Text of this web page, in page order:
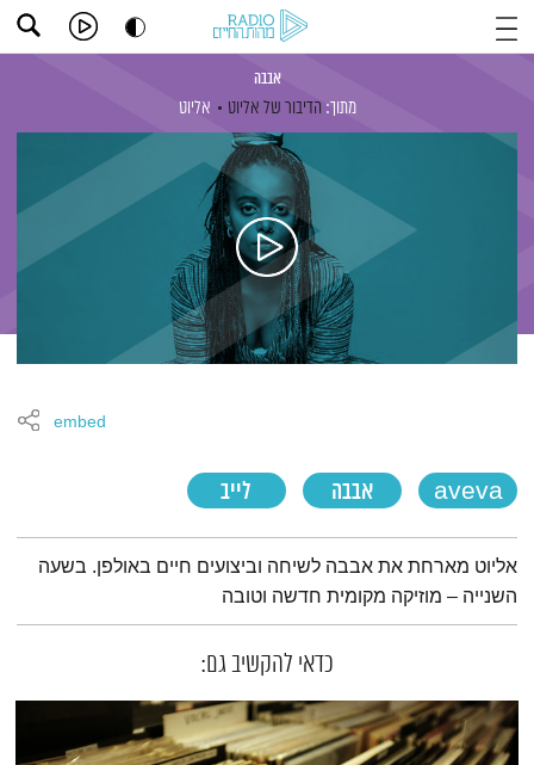
אבבה
מתוך: הדיבור של אליוט אליוט
aveva אבבה לייב
embed
תמצית הפודקאסט
אליוט מארחת את אבבה לשיחה וביצועים חיים באולפן. בשעה
השנייה – מוזיקה מקומית חדשה וטובה
כדאי להקשיב גם: